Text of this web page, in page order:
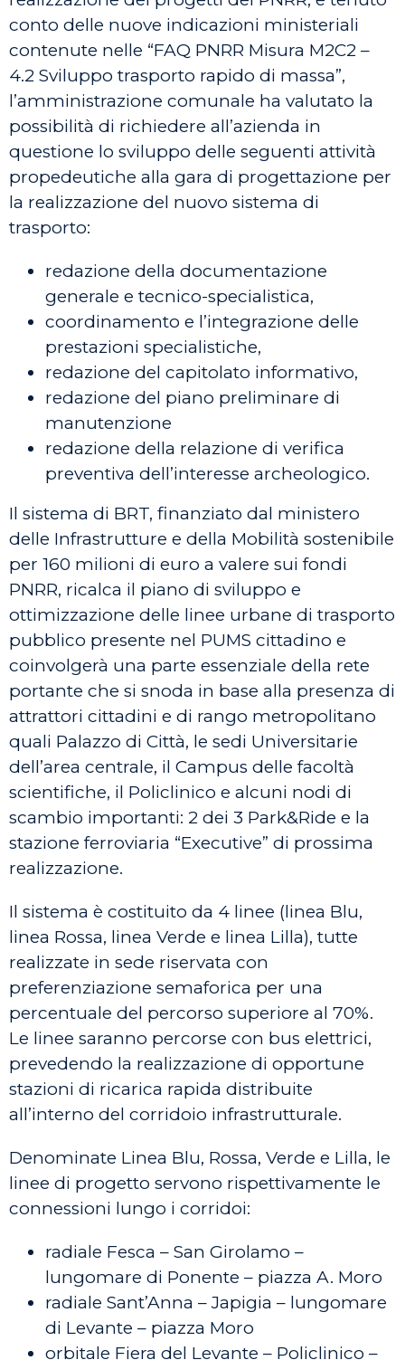
conto delle nuove indicazioni ministeriali
contenute nelle “FAQ PNRR Misura M2C2 –
4.2 Sviluppo trasporto rapido di massa”,
l’amministrazione comunale ha valutato la
possibilità di richiedere all’azienda in
questione lo sviluppo delle seguenti attività
propedeutiche alla gara di progettazione per
la realizzazione del nuovo sistema di
trasporto:
redazione della documentazione
generale e tecnico-specialistica,
coordinamento e l’integrazione delle
prestazioni specialistiche,
redazione del capitolato informativo,
redazione del piano preliminare di
manutenzione
redazione della relazione di verifica
preventiva dell’interesse archeologico.
Il sistema di BRT, finanziato dal ministero
delle Infrastrutture e della Mobilità sostenibile
per 160 milioni di euro a valere sui fondi
PNRR, ricalca il piano di sviluppo e
ottimizzazione delle linee urbane di trasporto
pubblico presente nel PUMS cittadino e
coinvolgerà una parte essenziale della rete
portante che si snoda in base alla presenza di
attrattori cittadini e di rango metropolitano
quali Palazzo di Città, le sedi Universitarie
dell’area centrale, il Campus delle facoltà
scientifiche, il Policlinico e alcuni nodi di
scambio importanti: 2 dei 3 Park&Ride e la
stazione ferroviaria “Executive” di prossima
realizzazione.
Il sistema è costituito da 4 linee (linea Blu,
linea Rossa, linea Verde e linea Lilla), tutte
realizzate in sede riservata con
preferenziazione semaforica per una
percentuale del percorso superiore al 70%.
Le linee saranno percorse con bus elettrici,
prevedendo la realizzazione di opportune
stazioni di ricarica rapida distribuite
all’interno del corridoio infrastrutturale.
Denominate Linea Blu, Rossa, Verde e Lilla, le
linee di progetto servono rispettivamente le
connessioni lungo i corridoi:
radiale Fesca – San Girolamo –
lungomare di Ponente – piazza A. Moro
radiale Sant’Anna – Japigia – lungomare
di Levante – piazza Moro
orbitale Fiera del Levante – Policlinico –